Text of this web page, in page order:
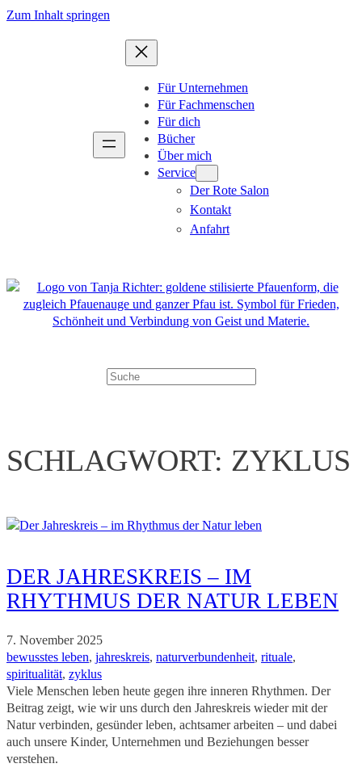
Zum
Zum Inhalt springen
Für Unternehmen
Für Fachmenschen
Für dich
Bücher
Über mich
Service
Der Rote Salon
Kontakt
Anfahrt
Suchen
SCHLAGWORT: ZYKLUS
DER JAHRESKREIS – IM
RHYTHMUS DER NATUR LEBEN
7. November 2025
bewusstes leben, jahreskreis, naturverbundenheit, rituale
spiritualität, zyklus
Viele Menschen leben heute gegen ihre inneren Rhythmen. Der
Beitrag zeigt, wie wir uns durch den Jahreskreis wieder mit der
Natur verbinden, gesünder leben, achtsamer arbeiten – und dabei
auch unsere Kinder, Unternehmen und Beziehungen besser
verstehen.